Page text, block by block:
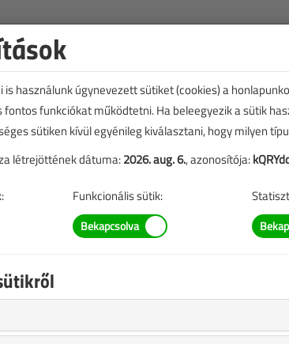
8939 |
szereplő információk mára aktualitásukat
stb.).
is használunk úgynevezett sütiket (cookies) a
funkciókat működtetni. Ha beleegyezik a sütik
sütiken kívül egyénileg kiválasztani, hogy milyen
létrejöttének dátuma:2026. aug. 6., azonosítója:
Funkcionális sütik: